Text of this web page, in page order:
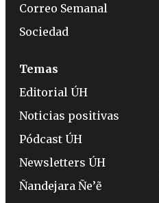
Correo Semanal
Sociedad
Temas
Editorial ÚH
Noticias positivas
Pódcast ÚH
Newsletters ÚH
Ñandejara Ñe’ẽ